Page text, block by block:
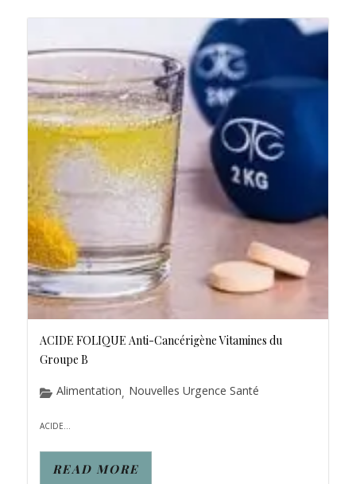
ACIDE FOLIQUE Anti-Cancérigène Vitamines du
Groupe B
Alimentation, Nouvelles Urgence Santé
ACIDE...
READ MORE